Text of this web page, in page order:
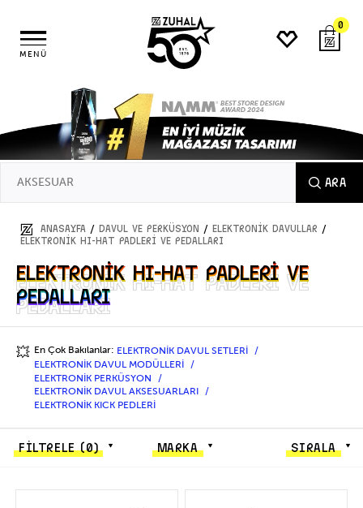
MENÜ
0
ARA
ANASAYFA / DAVUL ve PERKÜSYON / ELEKTRONİK DAVULLAR /
ELEKTRONİK HI-HAT PADLERİ VE PEDALLARI
ELEKTRONİK HI-HAT PADLERİ VE
PEDALLARI
ELEKTRONİK HI-HAT PADLERİ VE
PEDALLARI
💥 En Çok Bakılanlar: ELEKTRONİK DAVUL SETLERİ
ELEKTRONİK DAVUL MODÜLLERİ
ELEKTRONİK PERKÜSYON
ELEKTRONİK DAVUL AKSESUARLARI
ELEKTRONİK KICK PEDLERİ
FİLTRELE(0) MARKA SIRALA